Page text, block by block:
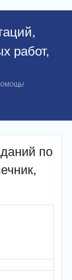
работ,
по